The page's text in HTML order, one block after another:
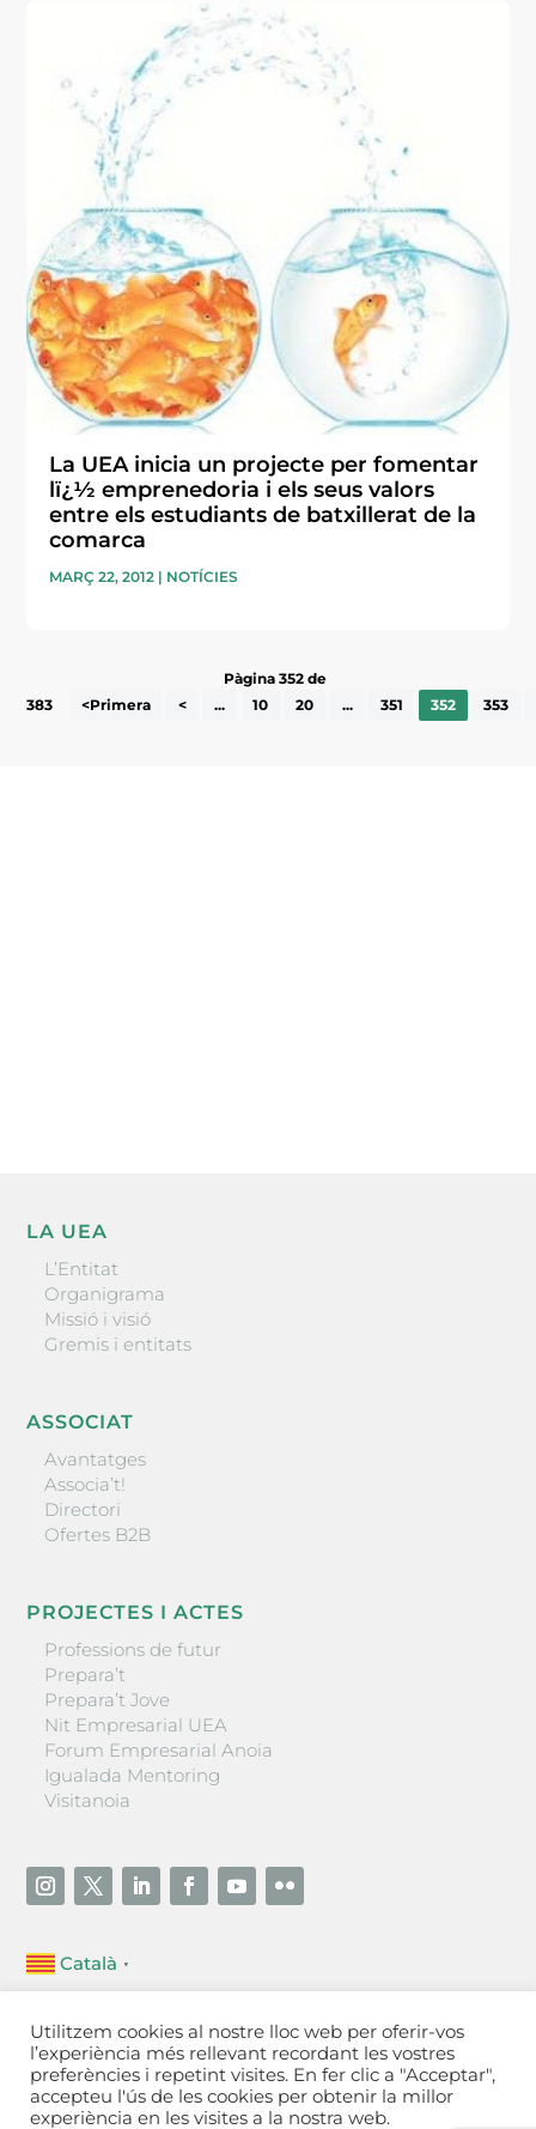
La UEA inicia un projecte per fomentar
lï¿½ emprenedoria i els seus valors
entre els estudiants de batxillerat de la
comarca
MARÇ 22, 2012 | NOTÍCIES
Pàgina 352 de
383
<Primera < ... 10 20 ... 351 352 353
LA UEA
L’Entitat
Organigrama
Missió i visió
Gremis i entitats
ASSOCIAT
Avantatges
Associa’t!
Directori
Ofertes B2B
PROJECTES I ACTES
Professions de futur
Prepara’t
Prepara’t Jove
Nit Empresarial UEA
Forum Empresarial Anoia
Igualada Mentoring
Visitanoia
Català ▼
Unió Empresarial de l’Anoia (UEA)
Ctra. de Manresa, 131, 08700 – Igualada(Barcelona)
Tel 93 805 22 92
Utilitzem cookies al nostre lloc web per oferir-vos
l’experiència més rellevant recordant les vostres
preferències i repetint visites. En fer clic a "Acceptar",
accepteu l'ús de les cookies per obtenir la millor
experiència en les visites a la nostra web.